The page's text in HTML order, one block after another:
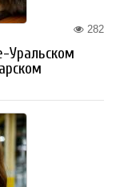
282
Уральском